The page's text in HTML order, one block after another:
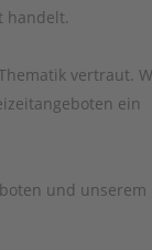
handelt.
vertraut.
ein
und unserem